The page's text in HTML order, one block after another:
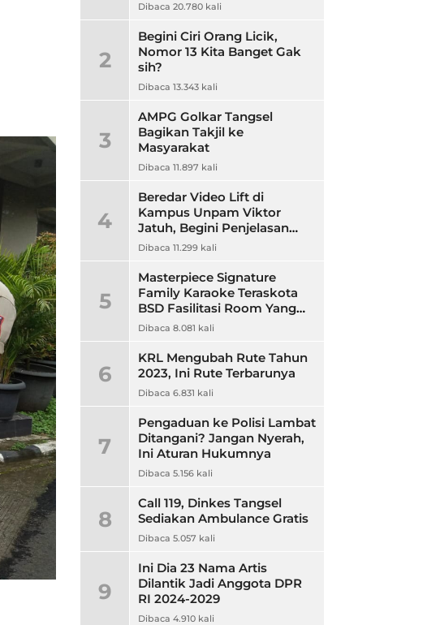
Dibaca 20.780 kali
2
Begini Ciri Orang Licik,
Nomor 13 Kita Banget Gak
sih?
Dibaca 13.343 kali
3
AMPG Golkar Tangsel
Bagikan Takjil ke
Masyarakat
Dibaca 11.897 kali
4
Beredar Video Lift di
Kampus Unpam Viktor
Jatuh, Begini Penjelasan
Rektor Unpam
Dibaca 11.299 kali
5
Masterpiece Signature
Family Karaoke Teraskota
BSD Fasilitasi Room Yang
Nyaman dan Harga
Dibaca 8.081 kali
6
KRL Mengubah Rute Tahun
2023, Ini Rute Terbarunya
Dibaca 6.831 kali
7
Pengaduan ke Polisi Lambat
Ditangani? Jangan Nyerah,
Ini Aturan Hukumnya
Dibaca 5.156 kali
8
Call 119, Dinkes Tangsel
Sediakan Ambulance Gratis
Dibaca 5.057 kali
9
Ini Dia 23 Nama Artis
Dilantik Jadi Anggota DPR
RI 2024-2029
Dibaca 4.910 kali